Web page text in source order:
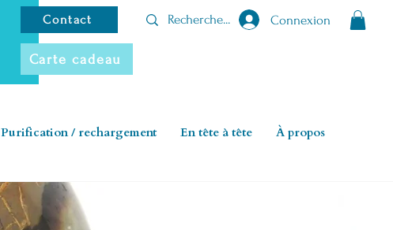
Contact Connexion
Carte cadeau
Purification / rechargement En tête à tête À propos